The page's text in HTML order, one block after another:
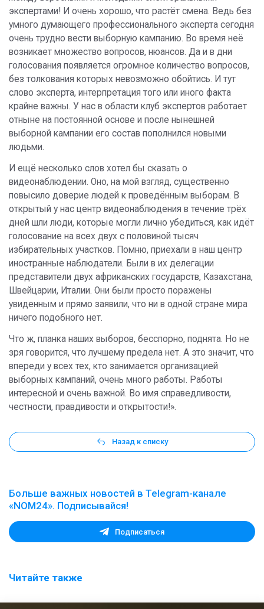
экспертами! И очень хорошо, что растёт смена. Ведь без
умного думающего профессионального эксперта сегодня
очень трудно вести выборную кампанию. Во время неё
возникает множество вопросов, нюансов. Да и в дни
голосования появляется огромное количество вопросов,
без толкования которых невозможно обойтись. И тут
слово эксперта, интерпретация того или иного факта
крайне важны. У нас в области клуб экспертов работает
отныне на постоянной основе и после нынешней
выборной кампании его состав пополнился новыми
людьми.
И ещё несколько слов хотел бы сказать о
видеонаблюдении. Оно, на мой взгляд, существенно
повысило доверие людей к проведённым выборам. В
открытый у нас центр видеонаблюдения в течение трёх
дней шли люди, которые могли лично убедиться, как идёт
голосование на всех двух с половиной тысяч
избирательных участков. Помню, приехали в наш центр
иностранные наблюдатели. Были в их делегации
представители двух африканских государств, Казахстана,
Швейцарии, Италии. Они были просто поражены
увиденным и прямо заявили, что ни в одной стране мира
ничего подобного нет.
Что ж, планка наших выборов, бесспорно, поднята. Но не
зря говорится, что лучшему предела нет. А это значит, что
впереди у всех тех, кто занимается организацией
выборных кампаний, очень много работы. Работы
интересной и очень важной. Во имя справедливости,
честности, правдивости и открытости!».
Назад к списку
Больше важных новостей в Telegram-канале
«NOM24». Подписывайся!
Подписаться
Читайте также